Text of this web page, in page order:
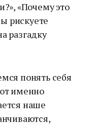
«Почему это
рискуете
разгадку
понять себя
именно
наше